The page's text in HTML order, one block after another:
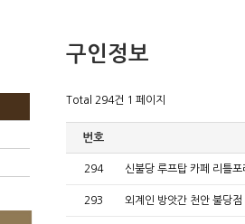
구인정보
Total 294건 1 페이지
번호
294 신불당 루프탑 카페 리틀
293 외계인 방앗간 천안 불당점